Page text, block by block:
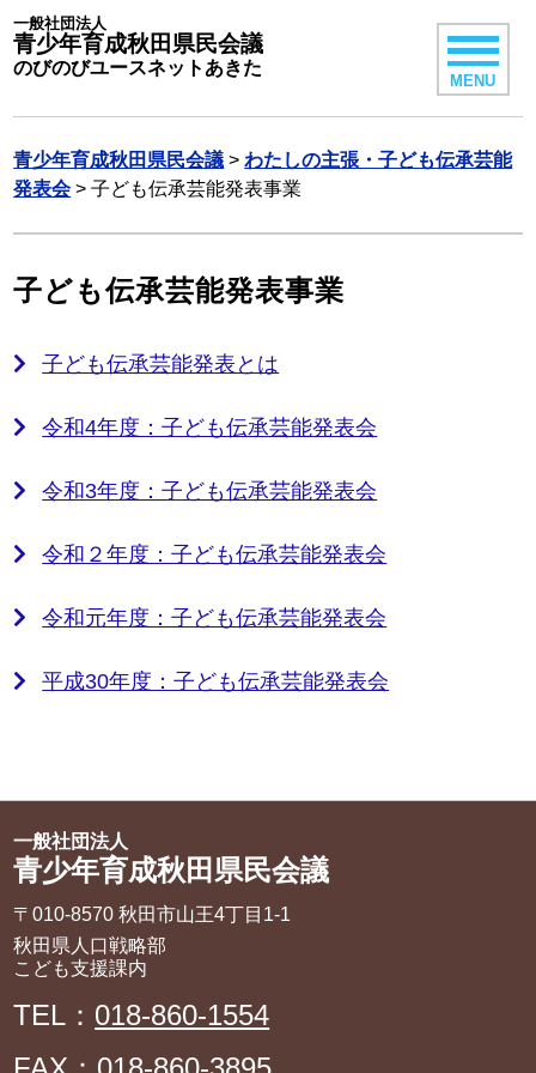
一般社団法人
青少年育成秋田県民会議
のびのびユースネットあきた
MENU
青少年育成秋田県民会議 >わたしの主張・子ども伝承芸能
発表会>子ども伝承芸能発表事業
子ども伝承芸能発表事業
子ども伝承芸能発表とは
令和4年度：子ども伝承芸能発表会
令和3年度：子ども伝承芸能発表会
令和２年度：子ども伝承芸能発表会
令和元年度：子ども伝承芸能発表会
平成30年度：子ども伝承芸能発表会
一般社団法人
青少年育成秋田県民会議
〒010-8570 秋田市山王4丁目1‐1
秋田県人口戦略部
こども支援課内
TEL： 018-860-1554